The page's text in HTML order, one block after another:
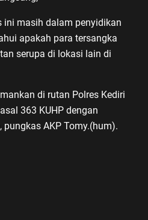
ini masih dalam penyidikan
apakah para tersangka
serupa di lokasi lain di
di rutan Polres Kediri
363 KUHP dengan
AKP Tomy.(hum).